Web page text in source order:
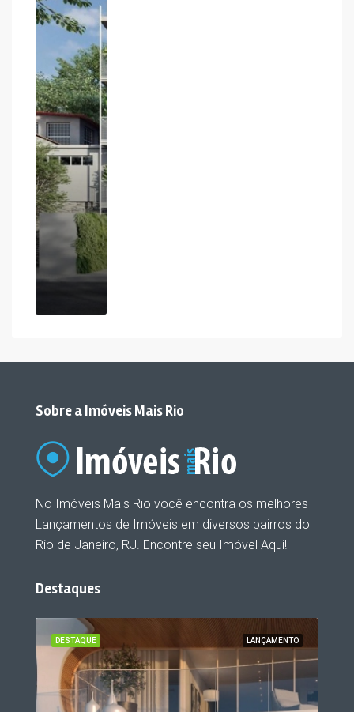
Sobre a Imóveis Mais Rio
No Imóveis Mais Rio você encontra os melhores
Lançamentos de Imóveis em diversos bairros do
Rio de Janeiro, RJ. Encontre seu Imóvel Aqui!
Destaques
LANÇAMENTO
DESTAQUE